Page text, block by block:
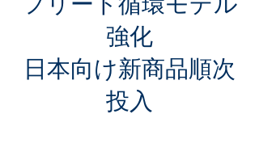
強化
日本向け新商品順次
投入